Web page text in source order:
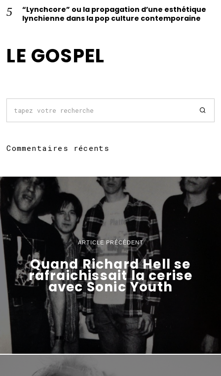
“Lynchcore” ou la propagation d’une esthétique
lynchienne dans la pop culture contemporaine
LE GOSPEL
Commentaires récents
ARTICLE PRÉCÉDENT
Quand Richard Hell se
rafraichissait la cerise
avec Sonic Youth